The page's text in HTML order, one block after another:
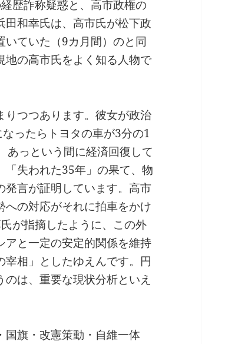
歴詐称疑惑と、高市政権の
和幸氏は、高市氏が松下政
ていた（9カ月間）のと同
地の高市氏をよく知る人物で
りつつあります。彼女が政治
ったらトヨタの車が3分の1
あっという間に経済回復して
失われた35年」の果て、物
言が証明しています。高市
の対応がそれに拍車をかけ
が指摘したように、この外
と一定の安定的関係を維持
宰相」としたゆえんです。円
は、重要な現状分析といえ
旗・改憲策動・自維一体